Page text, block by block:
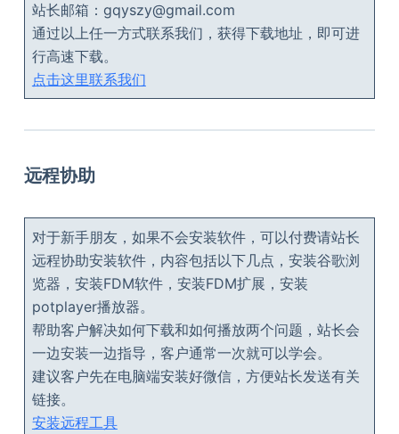
站长邮箱：gqyszy@gmail.com
通过以上任一方式联系我们，获得下载地址，即可进
行高速下载。
点击这里联系我们
远程协助
对于新手朋友，如果不会安装软件，可以付费请站长
远程协助安装软件，内容包括以下几点，安装谷歌浏
览器，安装FDM软件，安装FDM扩展，安装
potplayer播放器。
帮助客户解决如何下载和如何播放两个问题，站长会
一边安装一边指导，客户通常一次就可以学会。
建议客户先在电脑端安装好微信，方便站长发送有关
链接。
安装远程工具